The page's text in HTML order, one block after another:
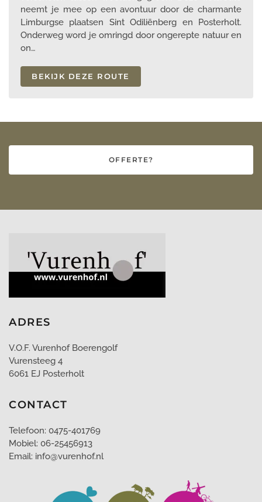
neemt je mee op een avontuur door de charmante
Limburgse plaatsen Sint Odiliënberg en Posterholt.
Onderweg word je omringd door ongerepte natuur en
on…
BEKIJK DEZE ROUTE
OFFERTE?
ADRES
V.O.F. Vurenhof Boerengolf
Vurensteeg 4
6061 EJ Posterholt
CONTACT
Telefoon: 0475-401769
Mobiel: 06-25456913
Email: info@vurenhof.nl